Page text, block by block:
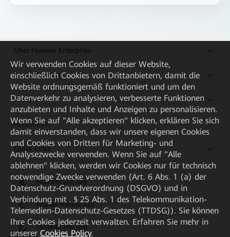
Über Huawei Enterprise
Kaufanleitung
Partner
Ressourcen
Quick Links
HUAWEI eKit App
Huawei HiKnow App
HUAWEI eFly App
Wir verwenden Cookies auf dieser Website,
einschließlich Cookies von Drittanbietern, damit die
Website ordnungsgemäß funktioniert und um den
Datenverkehr zu analysieren, verbesserte Funktionen
anzubieten und Inhalte und Anzeigen zu personalisieren.
Wenn Sie auf "Alle akzeptieren" klicken, erklären Sie sich
damit einverstanden, dass wir unsere eigenen Cookies
und Cookies von Dritten für Marketing- und
Analysezwecke verwenden. Wenn Sie auf "Alle
ablehnen" klicken, werden wir Cookies nur für technisch
notwendige Zwecke verwenden (Art. 6 Abs. 1 (a) der
Datenschutz-Grundverordnung (DSGVO) und in
Verbindung mit . § 25 Abs. 1 des Telekommunikation-
Telemedien-Datenschutz-Gesetzes (TTDSG)). Sie können
Ihre Cookies jederzeit verwalten. Erfahren Sie mehr in
unserer Cookies Policy.